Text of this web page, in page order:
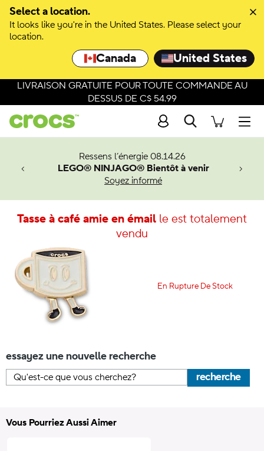
Select a location.
It looks like you're in the United States. Please select your
location.
Canada United States
LIVRAISON GRATUITE POUR TOUTE COMMANDE AU
DESSUS DE C$ 54.99
Recherche
Ressens l’énergie 08.14.26
LEGO® NINJAGO® Bientôt à venir
Soyez informé
Man.
Tasse à café amie en émail le est totalement
vendu
En Rupture De Stock
essayez une nouvelle recherche
recherche
Vous Pourriez Aussi Aimer